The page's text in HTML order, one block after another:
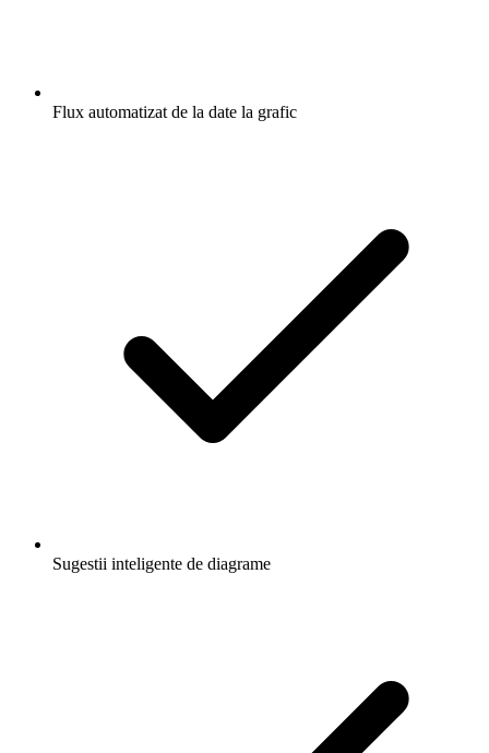
Flux automatizat de la date la grafic
Sugestii inteligente de diagrame